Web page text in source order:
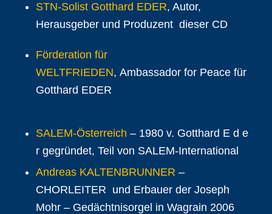
STN-Solist Gotthard EDER, Autor,
Herausgeber und Produzent dieser CD
Förderation für
WELTFRIEDEN, Ambassador for Peace für
Gotthard EDER
SALEM-Österreich – 1980 v. Gotthard E d e
r gegründet, Teil von SALEM-International
Andreas KALTENBRUNNER –
CHORLEITER und Erbauer der Joseph
Mohr – Gedächtnisorgel in Wagrain 2006